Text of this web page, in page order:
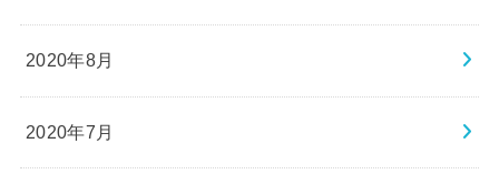
2020年8月
2020年7月